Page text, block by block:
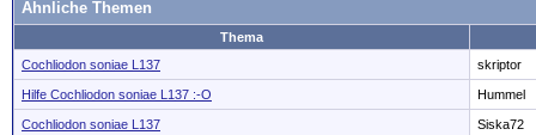
Ähnliche Themen
Thema
Cochliodon soniae L137
skriptor
Hilfe Cochliodon soniae L137 :-O Hummel
Cochliodon soniae L137 Siska72